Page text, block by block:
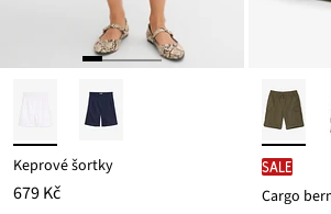
Keprové šortky
679 Kč
SALE